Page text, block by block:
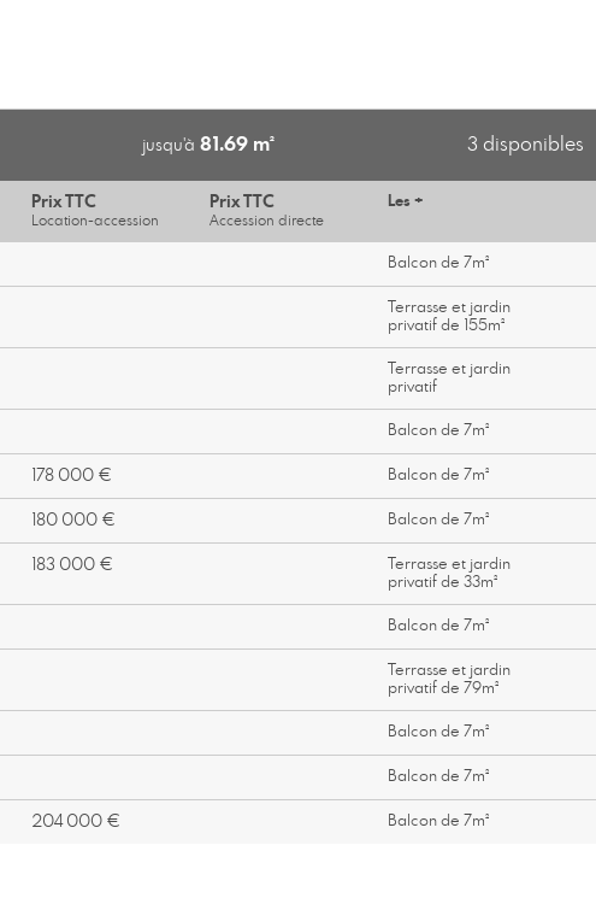
jusqu'à 81.69 m² 3 disponibles
Prix TTC
Location-accession
Prix TTC
Accession directe
Les +
Balcon de 7m²
Terrasse et jardin
privatif de 155m²
Terrasse et jardin
privatif
Balcon de 7m²
178 000 € Balcon de 7m²
180 000 € Balcon de 7m²
183 000 €
Terrasse et jardin
privatif de 33m²
Balcon de 7m²
Terrasse et jardin
privatif de 79m²
Balcon de 7m²
Balcon de 7m²
204 000 € Balcon de 7m²